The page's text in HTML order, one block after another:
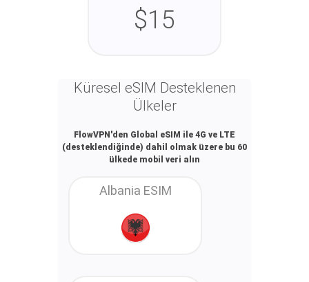
$15
Küresel eSIM Desteklenen
Ülkeler
FlowVPN'den Global eSIM ile 4G ve LTE
(desteklendiğinde) dahil olmak üzere bu 60
ülkede mobil veri alın
Albania ESIM